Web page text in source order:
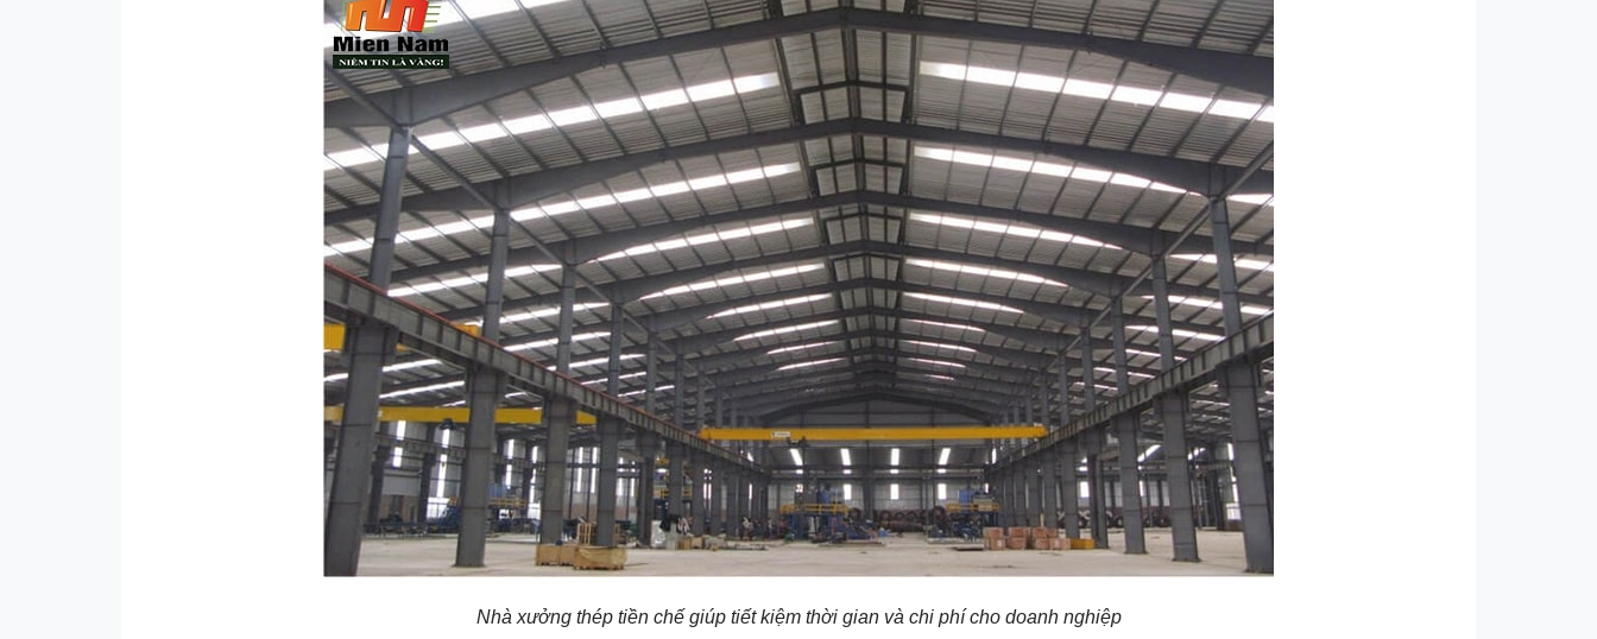
Nhà xưởng thép tiền chế giúp tiết kiệm thời gian và chi phí cho doanh nghiệp